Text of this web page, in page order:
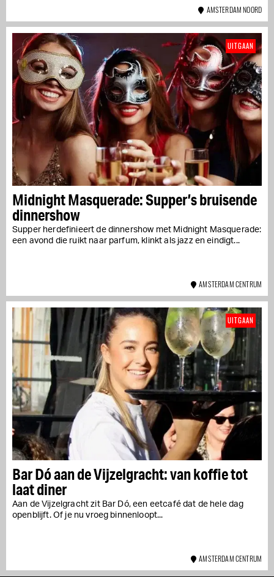
AMSTERDAM NOORD
Midnight Masquerade: Supper’s bruisende
dinnershow
Supper herdefinieert de dinnershow met Midnight Masquerade:
een avond die ruikt naar parfum, klinkt als jazz en eindigt...
UITGAAN
AMSTERDAM CENTRUM
Bar Dó aan de Vijzelgracht: van koffie tot
laat diner
Aan de Vijzelgracht zit Bar Dó, een eetcafé dat de hele dag
openblijft. Of je nu vroeg binnenloopt...
UITGAAN
AMSTERDAM CENTRUM